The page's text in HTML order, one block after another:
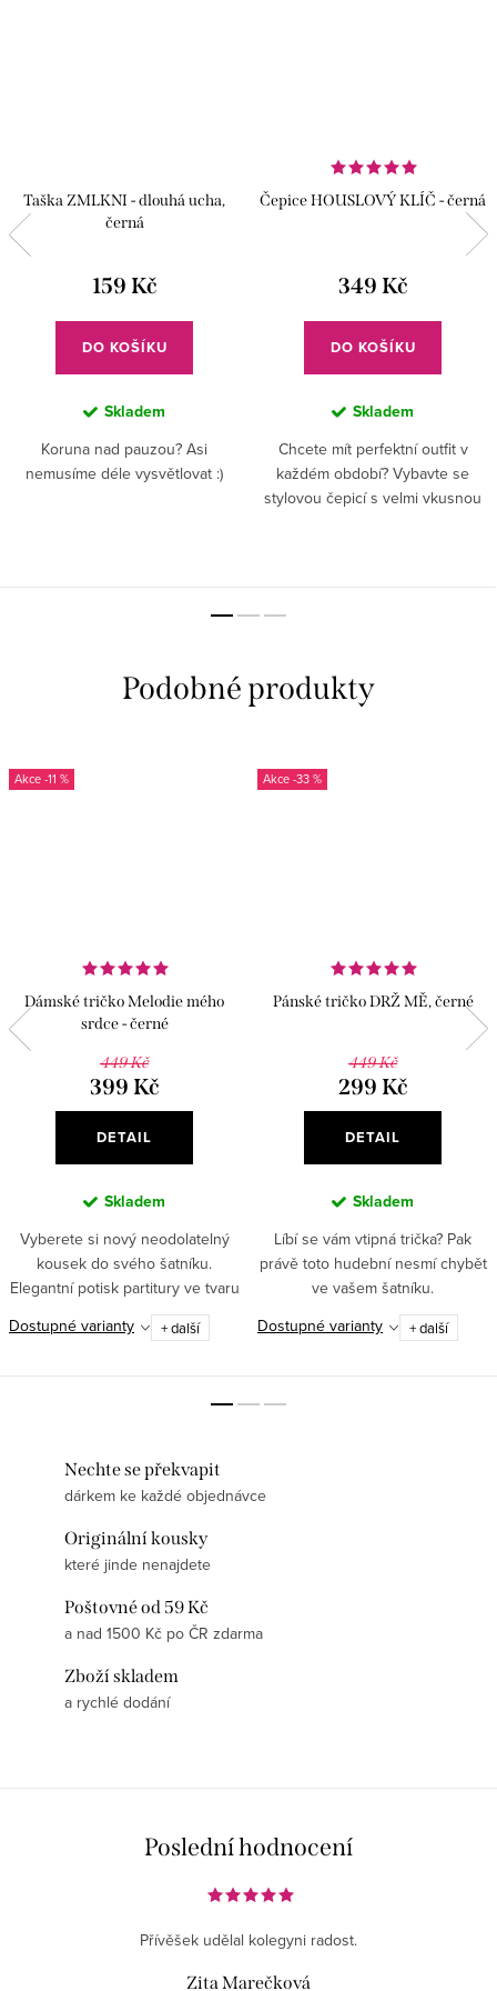
Taška ZMLKNI - dlouhá ucha,
černá
159 Kč
DO KOŠÍKU
Skladem
Koruna nad pauzou? Asi
nemusíme déle vysvětlovat :)
Čepice HOUSLOVÝ KLÍČ - černá
349 Kč
DO KOŠÍKU
Skladem
Chcete mít perfektní outfit v
každém období? Vybavte se
stylovou čepicí s velmi vkusnou
-11 %
Dámské tričko Melodie mého
srdce - černé
449 Kč
399 Kč
DETAIL
Skladem
Vyberete si nový neodolatelný
kousek do svého šatníku.
Elegantní potisk partitury ve tvaru
srdce a příjemný materiál si
oblíbí každá stylová
Dostupné varianty + další
-33 %
Pánské tričko DRŽ MĚ, černé
449 Kč
299 Kč
DETAIL
Skladem
Líbí se vám vtipná trička? Pak
právě toto hudební nesmí chybět
ve vašem šatníku.
Dostupné varianty
+ další
Nechte se překvapit
dárkem ke každé objednávce
Originální kousky
které jinde nenajdete
Poštovné od 59 Kč
a nad 1500 Kč po ČR zdarma
Zboží skladem
a rychlé dodání
Poslední hodnocení
Přívěšek udělal kolegyni radost.
Zita Marečková